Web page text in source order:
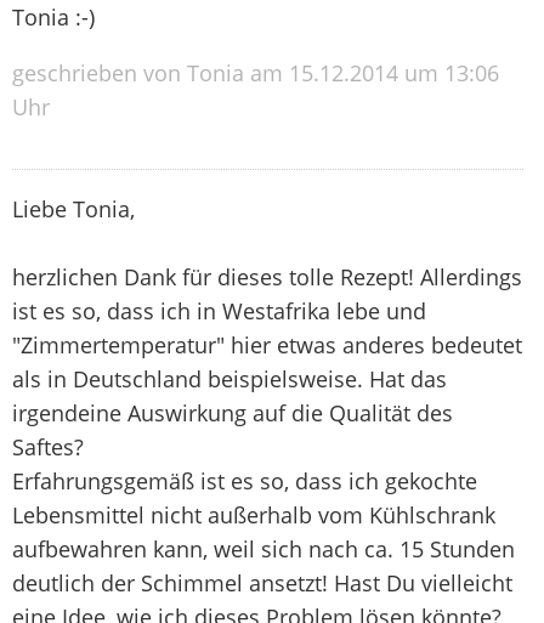
Tonia :-)
geschrieben von Tonia am 15.12.2014 um 13:06
Uhr
Liebe Tonia,
herzlichen Dank für dieses tolle Rezept! Allerdings
ist es so, dass ich in Westafrika lebe und
"Zimmertemperatur" hier etwas anderes bedeutet
als in Deutschland beispielsweise. Hat das
irgendeine Auswirkung auf die Qualität des
Saftes?
Erfahrungsgemäß ist es so, dass ich gekochte
Lebensmittel nicht außerhalb vom Kühlschrank
aufbewahren kann, weil sich nach ca. 15 Stunden
deutlich der Schimmel ansetzt! Hast Du vielleicht
eine Idee, wie ich dieses Problem lösen könnte?